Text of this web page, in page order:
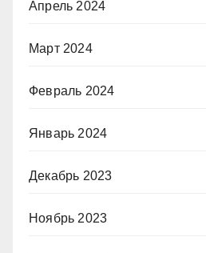
Апрель 2024
Март 2024
Февраль 2024
Январь 2024
Декабрь 2023
Ноябрь 2023